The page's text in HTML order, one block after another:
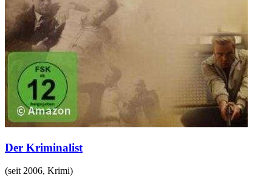
Der Kriminalist
(seit 2006, Krimi)